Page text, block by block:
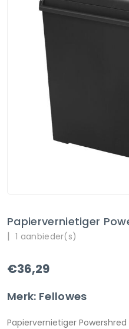
Papiervernietiger
| 1 aanbieder(s)
€36,29
Merk: Fellowes
Papiervernietiger Powershred